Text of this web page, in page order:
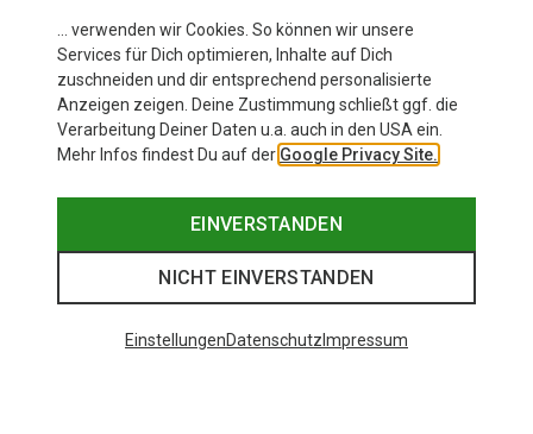
Skylotec
Truck Materialkarabiner
9,16 €
… verwenden wir Cookies. So können wir unsere
Services für Dich optimieren, Inhalte auf Dich
zuschneiden und dir entsprechend personalisierte
Anzeigen zeigen. Deine Zustimmung schließt ggf. die
Verarbeitung Deiner Daten u.a. auch in den USA ein.
Mehr Infos findest Du auf der Google Privacy Site.
EINVERSTANDEN
NICHT EINVERSTANDEN
EinstellungenDatenschutz Impressum